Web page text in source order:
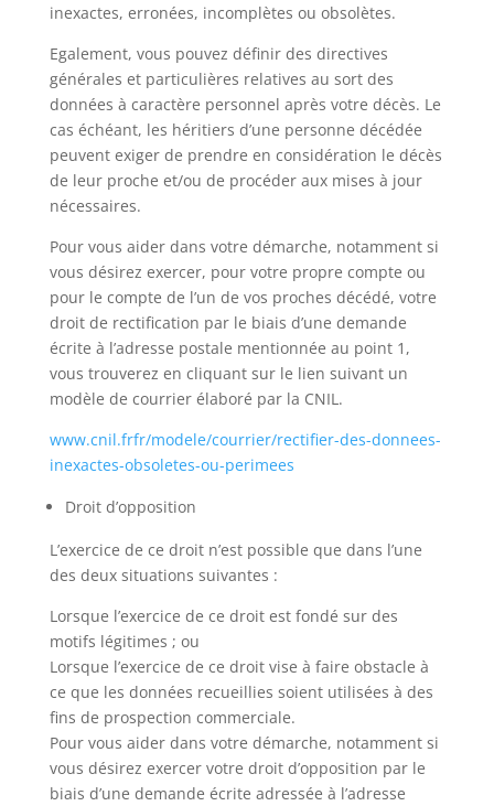
inexactes, erronées, incomplètes ou obsolètes.
Egalement, vous pouvez définir des directives
générales et particulières relatives au sort des
données à caractère personnel après votre décès. Le
cas échéant, les héritiers d’une personne décédée
peuvent exiger de prendre en considération le décès
de leur proche et/ou de procéder aux mises à jour
nécessaires.
Pour vous aider dans votre démarche, notamment si
vous désirez exercer, pour votre propre compte ou
pour le compte de l’un de vos proches décédé, votre
droit de rectification par le biais d’une demande
écrite à l’adresse postale mentionnée au point 1,
vous trouverez en cliquant sur le lien suivant un
modèle de courrier élaboré par la CNIL.
www.cnil.frfr/modele/courrier/rectifier-des-donnees-
inexactes-obsoletes-ou-perimees
Droit d’opposition
L’exercice de ce droit n’est possible que dans l’une
des deux situations suivantes :
Lorsque l’exercice de ce droit est fondé sur des
motifs légitimes ; ou
Lorsque l’exercice de ce droit vise à faire obstacle à
ce que les données recueillies soient utilisées à des
fins de prospection commerciale.
Pour vous aider dans votre démarche, notamment si
vous désirez exercer votre droit d’opposition par le
biais d’une demande écrite adressée à l’adresse